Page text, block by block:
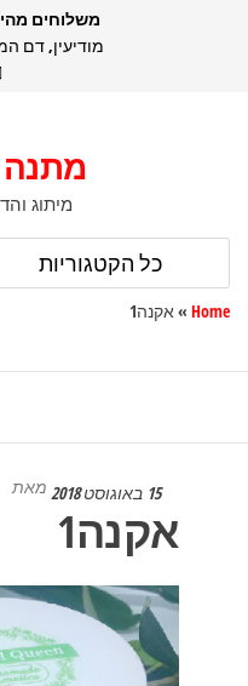
משלוחים
מודיעין, דם המכבים 41 |
מיתוג
Home
»אקנה1
15 באוגוסט 2018 מאת
אקנה1